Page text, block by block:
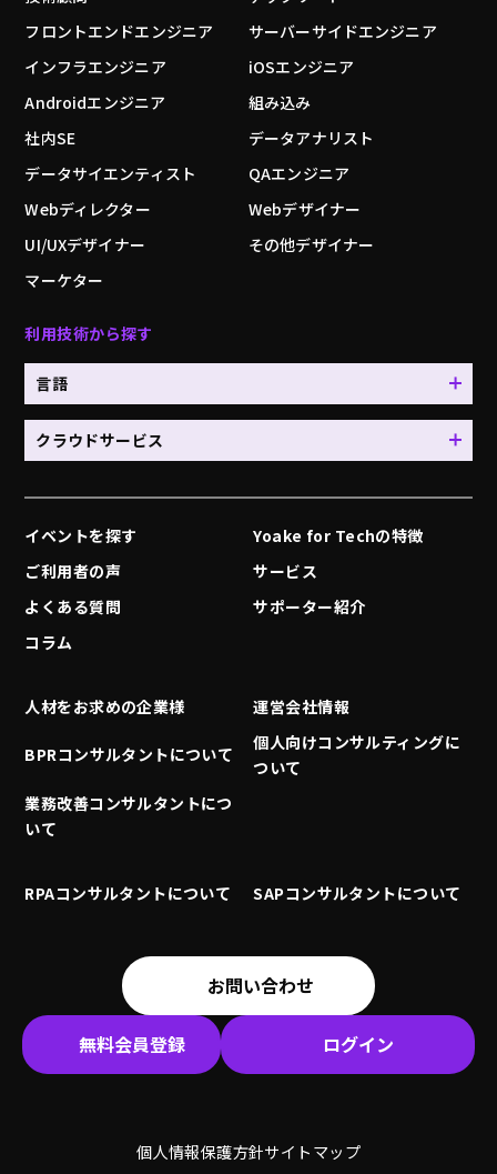
フロントエンドエンジニア
サーバーサイドエンジニア
インフラエンジニア
iOSエンジニア
Androidエンジニア
組み込み
社内SE
データアナリスト
データサイエンティスト
QAエンジニア
Webディレクター
Webデザイナー
UI/UXデザイナー
その他デザイナー
マーケター
利用技術から探す
言語
クラウドサービス
イベントを探す
Yoake for Techの特徴
ご利用者の声
サービス
よくある質問
サポーター紹介
コラム
人材をお求めの企業様 運営会社情報
BPRコンサルタントについて
個人向けコンサルティングに
ついて
業務改善コンサルタントにつ
いて
RPAコンサルタントについて SAPコンサルタントについて
お問い合わせ
無料会員登録 ログイン
個人情報保護方針サイトマップ